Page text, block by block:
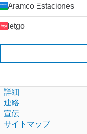
Aramco Estaciones
letgo
詳細
連絡
宣伝
サイトマップ